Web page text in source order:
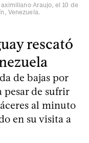
Araujo, el 10 de
Venezuela.
rescató
de bajas por
pesar de sufrir
al minuto
en su visita a